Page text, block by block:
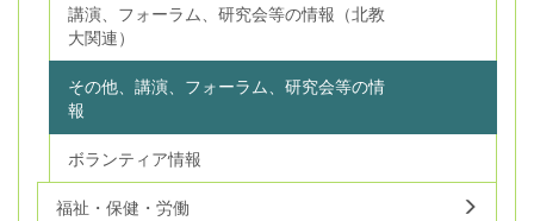
講演、フォーラム、研究会等の情報（北教
大関連）
その他、講演、フォーラム、研究会等の情
報
ボランティア情報
福祉・保健・労働